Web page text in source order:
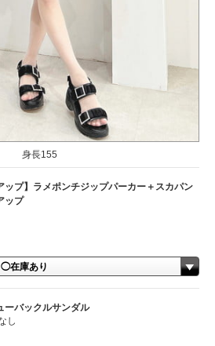
身長155
ップ】ラメポンチジップパーカー＋スカパン
ップ
ーバックルサンダル
し